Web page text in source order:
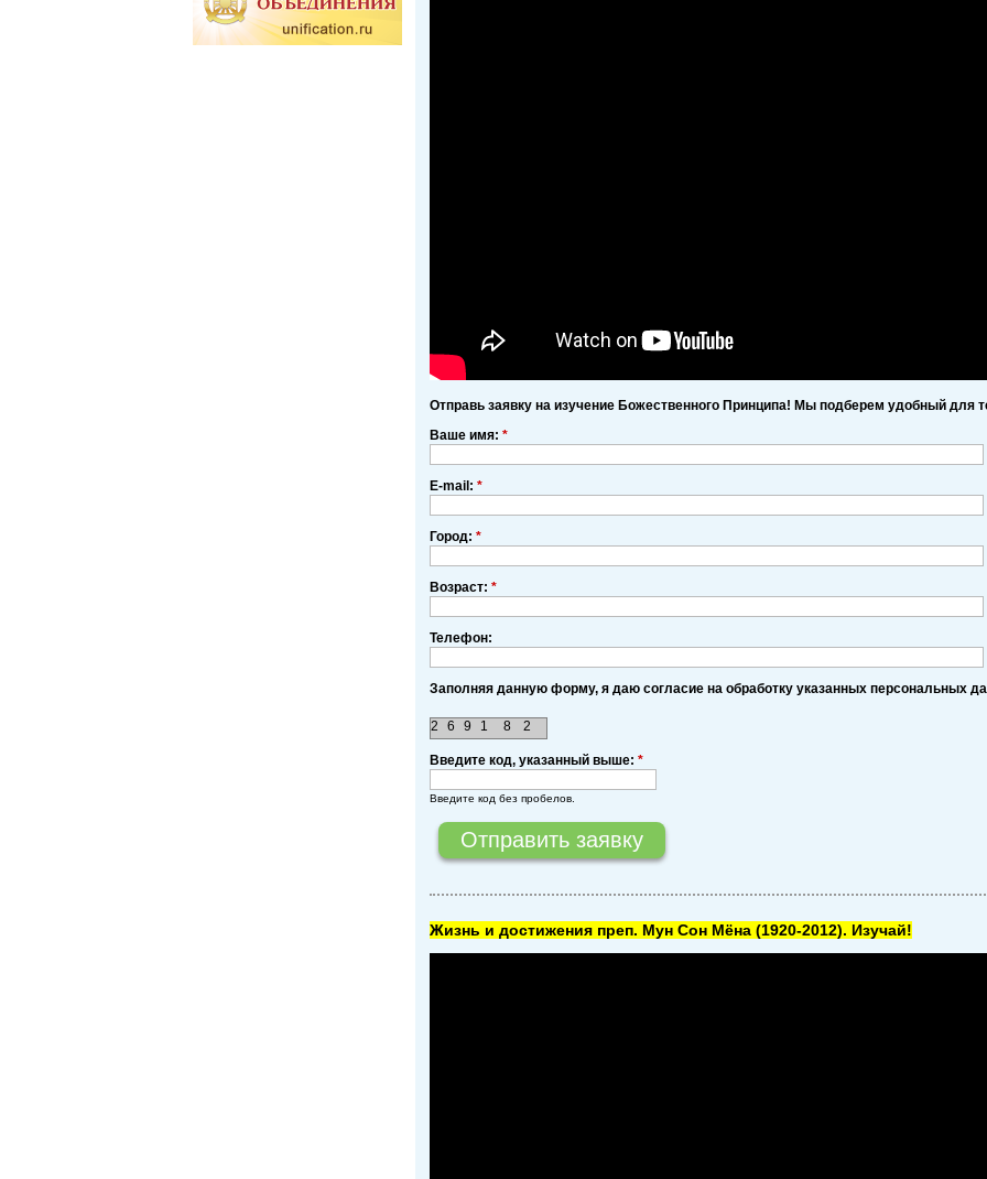
Отправь заявку на изучение Божественного Принципа! Мы подберем удобный для
Ваше имя: *
E-mail: *
Город: *
Возраст: *
Телефон:
Заполняя данную форму, я даю согласие на обработку указанных персональных
2 6 2
8
9 1
Введите код, указанный выше: *
Введите код без пробелов.
Жизнь и достижения преп. Мун Сон Мёна (1920-2012). Изучай!